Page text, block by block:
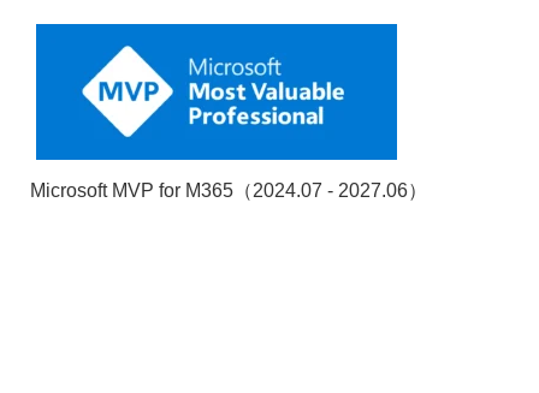
Microsoft MVP for M365（2024.07 - 2027.06）